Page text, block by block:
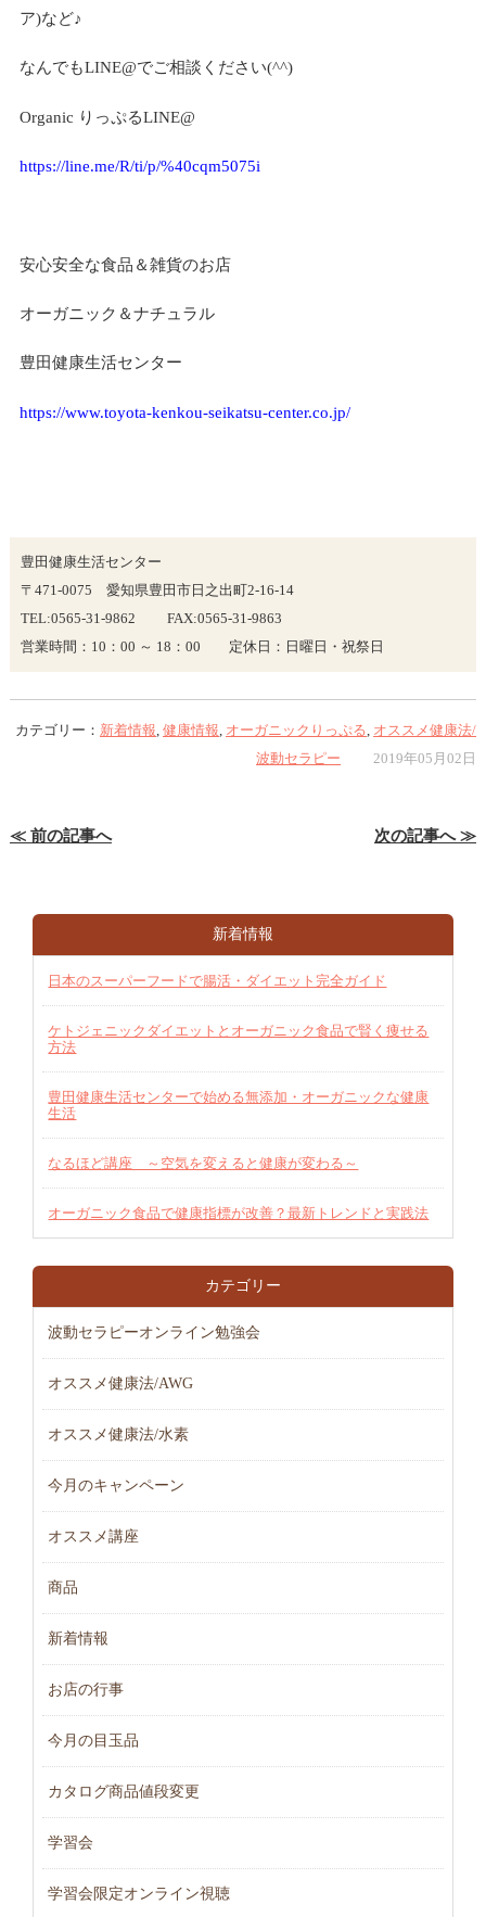
ア)など♪
なんでもLINE@でご相談ください(^^)
Organic りっぷるLINE@
https://line.me/R/ti/p/%40cqm5075i
安心安全な食品＆雑貨のお店
オーガニック＆ナチュラル
豊田健康生活センター
https://www.toyota-kenkou-seikatsu-center.co.jp/
豊田健康生活センター
〒471-0075 愛知県豊田市日之出町2-16-14
TEL:0565-31-9862 FAX:0565-31-9863
営業時間：10：00 ～ 18：00 定休日：日曜日・祝祭日
カテゴリー： 新着情報 ,健康情報 オーガニックりっぷる オススメ健康法/
波動セラピー
2019年05月02日
≪ 前の記事へ 次の記事へ ≫
新着情報
日本のスーパーフードで腸活・ダイエット完全ガイド
ケトジェニックダイエットとオーガニック食品で賢く痩せる
方法
豊田健康生活センターで始める無添加・オーガニックな健康
生活
なるほど講座 ～空気を変えると健康が変わる～
オーガニック食品で健康指標が改善？最新トレンドと実践法
カテゴリー
波動セラピーオンライン勉強会
オススメ健康法/AWG
オススメ健康法/水素
今月のキャンペーン
オススメ講座
商品
新着情報
お店の行事
今月の目玉品
カタログ商品値段変更
学習会
学習会限定オンライン視聴